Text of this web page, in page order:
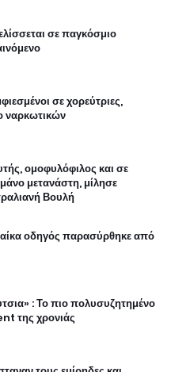
σε παγκόσμιο
σε χορεύτριες,
ναρκωτικών
ομοφυλόφιλος και σε
μετανάστη, μίλησε
Βουλή
οδηγός παρασύρθηκε από
: Το πιο πολυσυζητημένο
της χρονιάς